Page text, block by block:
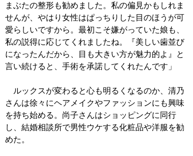
まぶたの整形も勧めました。私の偏見かもしれま
せんが、やはり女性はぱっちりした目のほうが可
愛らしいですから。最初こそ嫌がっていた娘も、
私の説得に応じてくれましたね。『美しい歯並び
になったんだから、目も大きい方が魅力的よ』と
言い続けると、手術を承諾してくれたんです」
ルックスが変わると心も明るくなるのか、清乃
さんは徐々にヘアメイクやファッションにも興味
を持ち始める。尚子さんはショッピングに同行
し、結婚相談所で男性ウケする化粧品や洋服を勧
めた。